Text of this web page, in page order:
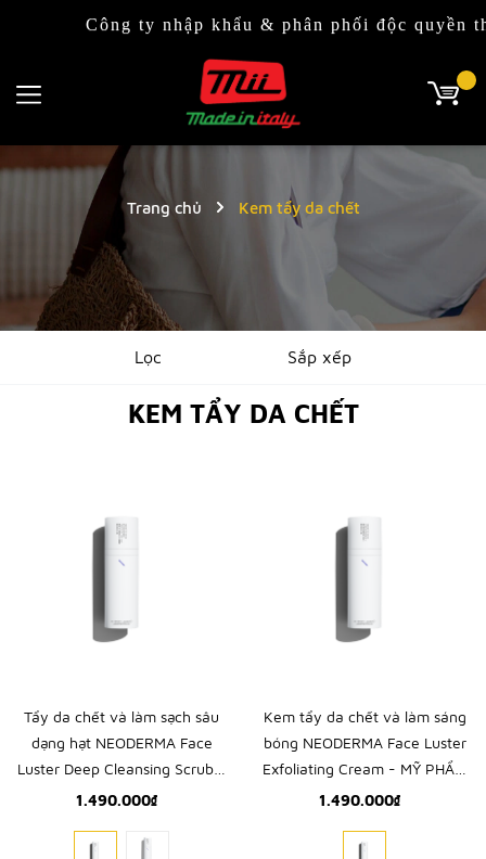
Công ty nhập khẩu & phân phối độc quyền
Trang chủ Kem tẩy da chết
Lọc Sắp xếp
KEM TẨY DA CHẾT
Tẩy da chết và làm sạch sâu
dạng hạt NEODERMA Face
Luster Deep Cleansing Scrub -
MỸ PHẨM TRỊ LIỆU "THUẦN
1.490.000₫
Kem tẩy da chết và làm sáng
bóng NEODERMA Face Luster
Exfoliating Cream - MỸ PHẨM
TRỊ LIỆU "THUẦN CHAY" ĐẾN
1.490.000₫